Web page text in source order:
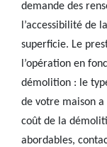
demande des
l’accessibilité de
superficie. Le
l’opération en
démolition : le
de votre maison
coût de la
abordables,